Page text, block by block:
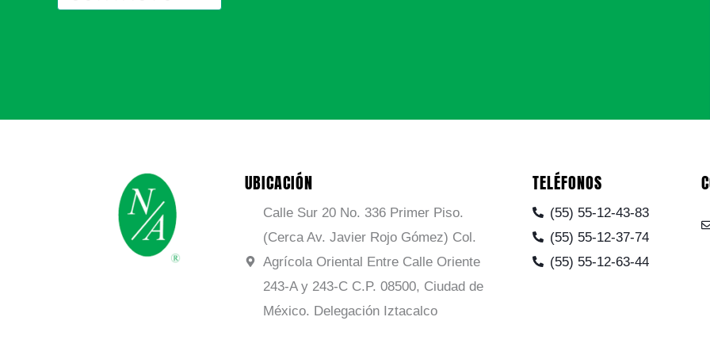
UBICACIÓN
Calle Sur 20 No. 336 Primer Piso.
(Cerca Av. Javier Rojo Gómez) Col.
Agrícola Oriental Entre Calle Oriente
243-A y 243-C C.P. 08500, Ciudad de
México. Delegación Iztacalco
TELÉFONOS
(55) 55-12-43-83
(55) 55-12-37-74
(55) 55-12-63-44